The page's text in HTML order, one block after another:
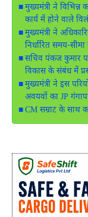
मुख्यमंत्री ने विभिन्न
कार्य में होने वाले
मुख्यमंत्री ने
निर्धारित समय-
सचिव पंकज कुमार
विकास के संबंध में
मुख्यमंत्री ने इस
अवयवों का JP
CM सम्राट के साथ